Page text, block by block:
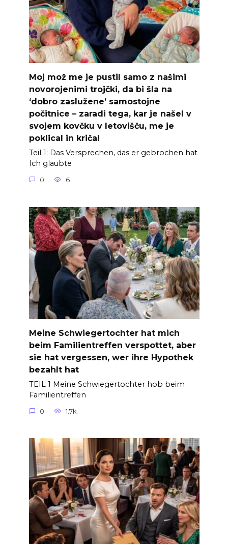
Moj mož me je pustil samo z našimi
novorojenimi trojčki, da bi šla na
‘dobro zaslužene’ samostojne
počitnice – zaradi tega, kar je našel v
svojem kovčku v letovišču, me je
poklical in kričal
Teil 1: Das Versprechen, das er gebrochen hat
Ich glaubte
0 6
Meine Schwiegertochter hat mich
beim Familientreffen verspottet, aber
sie hat vergessen, wer ihre Hypothek
bezahlt hat
TEIL 1 Meine Schwiegertochter hob beim
Familientreffen
0 1.7k.